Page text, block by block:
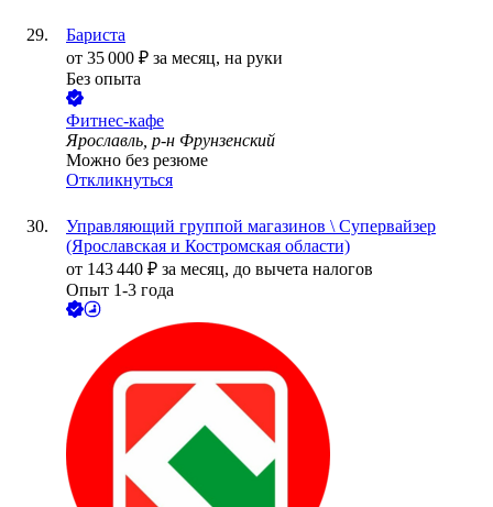
Бариста
от 35 000 ₽ за месяц, на руки
Без опыта
Фитнес-кафе
Ярославль, р-н Фрунзенский
Можно без резюме
Откликнуться
Управляющий группой магазинов \ Супервайзер
(Ярославская и Костромская области)
от 143 440 ₽ за месяц, до вычета налогов
Опыт 1-3 года